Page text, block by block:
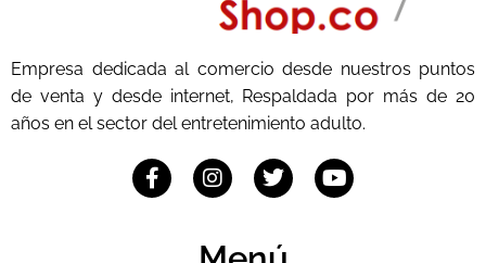
Empresa dedicada al comercio desde nuestros puntos
de venta y desde internet, Respaldada por más de 20
años en el sector del entretenimiento adulto.